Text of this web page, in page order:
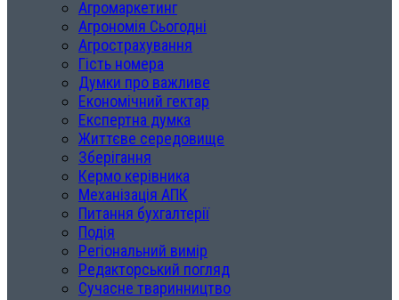
Агромаркетинг
Агрономія Сьогодні
Агрострахування
Гість номера
Думки про важливе
Економічний гектар
Експертна думка
Життєве середовище
Зберігання
Кермо керівника
Механізація АПК
Питання бухгалтерії
Подія
Регіональний вимір
Редакторський погляд
Сучасне тваринництво